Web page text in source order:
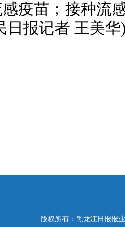
疫苗；接种流
日报记者 王美华
版权所有：黑龙江日报报